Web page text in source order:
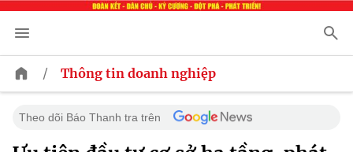
/ Thông tin doanh nghiệp
Theo dõi Báo Thanh tra trên